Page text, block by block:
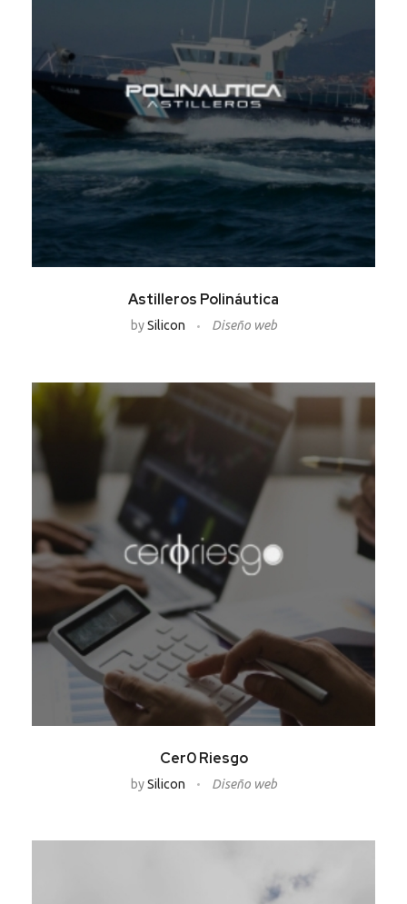
Astilleros Polináutica
by Silicon Diseño web
Cer0 Riesgo
by Silicon Diseño web